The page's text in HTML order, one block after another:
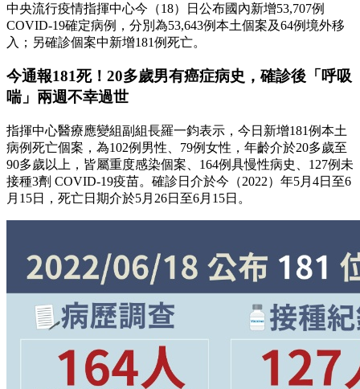
中央流行疫情指揮中心今（18）日公布國內新增53,707例
COVID-19確定病例，分別為53,643例本土個案及64例境外移
入；另確診個案中新增181例死亡。
今通報181死！20多歲男有癌症病史，確診後「呼吸
喘」兩週不幸過世
指揮中心醫療應變組副組長羅一鈞表示，今日新增181例本土
病例死亡個案，為102例男性、79例女性，年齡介於20多歲至
90多歲以上，皆屬重度感染個案、164例具慢性病史、127例未
接種3劑 COVID-19疫苗。確診日介於今（2022）年5月4日至6
月15日，死亡日期介於5月26日至6月15日。